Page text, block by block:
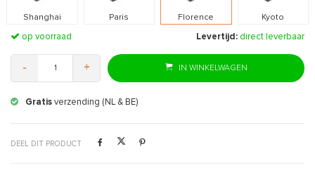
Shanghai Paris Florence Kyoto
op voorraad Levertijd: direct leverbaar
- + IN WINKELWAGEN
Gratis verzending (NL & BE)
DEEL DIT PRODUCT